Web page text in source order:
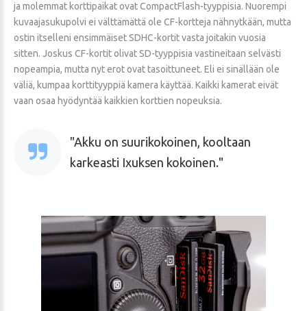
ja molemmat korttipaikat ovat CompactFlash-tyyppisia. Nuorempi
kuvaajasukupolvi ei välttämättä ole CF-kortteja nähnytkään, mutta
ostin itselleni ensimmäiset SDHC-kortit vasta joitakin vuosia
sitten. Joskus CF-kortit olivat SD-tyyppisia vastineitaan selvästi
nopeampia, mutta nyt erot ovat tasoittuneet. Eli ei sinällään ole
väliä, kumpaa korttityyppiä kamera käyttää. Kaikki kamerat eivät
vaan osaa hyödyntää kaikkien korttien nopeuksia.
Akku on suurikokoinen, kooltaan
karkeasti Ixuksen kokoinen.